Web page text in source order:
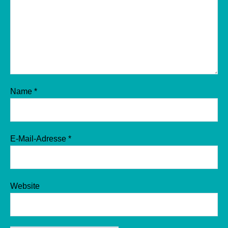
Name *
E-Mail-Adresse *
Website